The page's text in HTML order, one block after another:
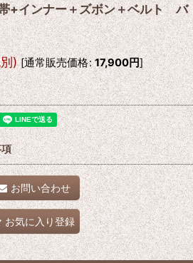
+インナー＋ズボン＋ベルト バ
) [通常販売価格: 17,900円]
お問い合わせ
お気に入り登録